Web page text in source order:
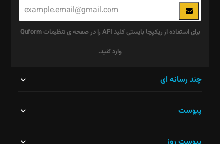
برای استفاده از ریکپچا بایستی کلید API را در صفحه ی تنظیمات Quform
وارد کنید.
نباید
چند رسانه ای
پیوست